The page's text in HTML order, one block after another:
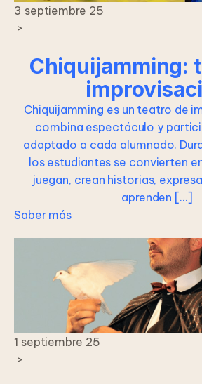
3 septiembre 25
>
Chiquijamming:
Chiquijamming es un teatro de
combina espectáculo y
adaptado a cada alumnado.
los estudiantes se convierten
juegan, crean historias,
aprenden […]
Saber más
1 septiembre 25
>